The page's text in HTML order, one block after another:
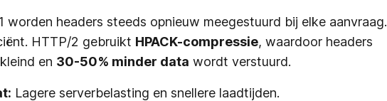
worden headers steeds opnieuw meegestuurd bij elke aanvraag.
HTTP/2 gebruikt HPACK-compressie, waardoor headers
en 30-50% minder data wordt verstuurd.
Lagere serverbelasting en snellere laadtijden.